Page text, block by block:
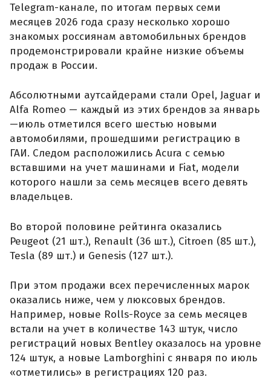
Telegram-канале, по итогам первых семи
месяцев 2026 года сразу несколько хорошо
знакомых россиянам автомобильных брендов
продемонстрировали крайне низкие объемы
продаж в России.
Абсолютными аутсайдерами стали Opel, Jaguar и
Alfa Romeo — каждый из этих брендов за январь
—июль отметился всего шестью новыми
автомобилями, прошедшими регистрацию в
ГАИ. Следом расположились Acura с семью
вставшими на учет машинами и Fiat, модели
которого нашли за семь месяцев всего девять
владельцев.
Во второй половине рейтинга оказались
Peugeot (21 шт.), Renault (36 шт.), Citroen (85 шт.),
Tesla (89 шт.) и Genesis (127 шт.).
При этом продажи всех перечисленных марок
оказались ниже, чем у люксовых брендов.
Например, новые Rolls-Royce за семь месяцев
встали на учет в количестве 143 штук, число
регистраций новых Bentley оказалось на уровне
124 штук, а новые Lamborghini с января по июль
«отметились» в регистрациях 120 раз.